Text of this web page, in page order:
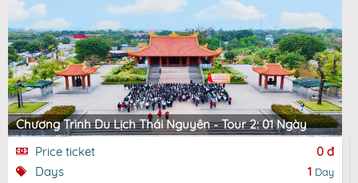
Chương Trình Du Lịch Thái Nguyên - Tour 2: 01 Ngày
Price ticket
0 đ
Days
1 Day